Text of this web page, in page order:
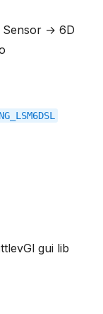
Sensor → 6D
gui lib